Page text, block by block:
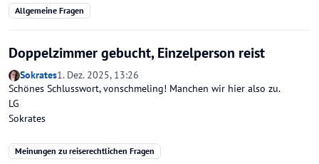
Allgemeine Fragen
Doppelzimmer gebucht, Einzelperson reist
Sokrates1. Dez. 2025, 13:26
Schönes Schlusswort, vonschmeling! Manchen wir hier also zu.
LG
Sokrates
Meinungen zu reiserechtlichen Fragen